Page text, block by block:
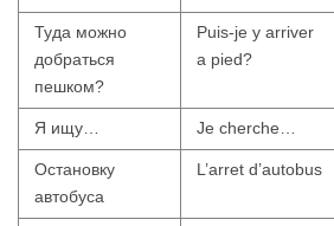
Туда можно
добраться
пешком?
Puis-je y arriver
a pied?
Я ищу… Je cherche…
Остановку
автобуса
L’arret d’autobus